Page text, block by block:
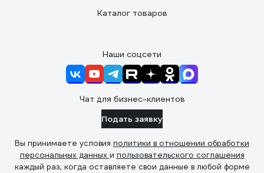
Каталог товаров
Наши соцсети
Чат для бизнес-клиентов
Подать заявку
Вы принимаете условия политики в отношении обработки
персональных данных и пользовательского соглашения
каждый раз, когда оставляете свои данные в любой форме